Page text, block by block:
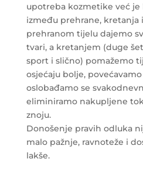
upotreba kozmetike već
između prehrane, kretanja
prehranom tijelu dajemo
tvari, a kretanjem (duge
sport i slično) pomažemo
osjećaju bolje,
oslobađamo se
eliminiramo nakupljene
znoju.
Donošenje pravih odluka
malo pažnje, ravnoteže i
lakše.